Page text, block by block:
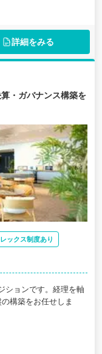
詳細をみる
・ガバナンス構築を
ックス制度あり
ションです。経理を軸
構築をお任せしま